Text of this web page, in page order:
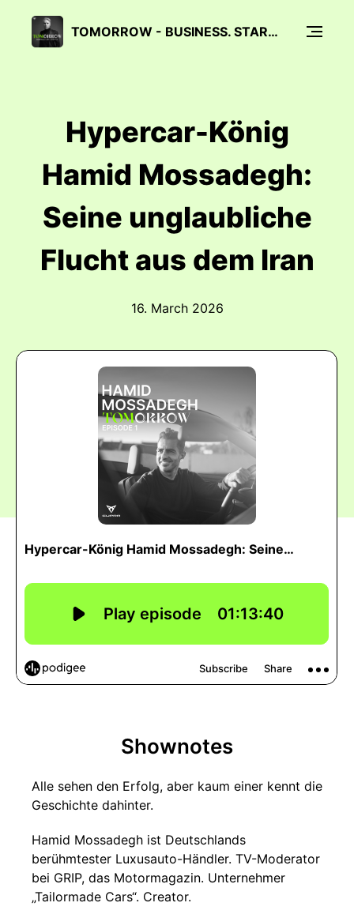
TOMORROW - BUSINESS. STARS. LIFESTYLE.
Hypercar-König
Hamid Mossadegh:
Seine unglaubliche
Flucht aus dem Iran
16. March 2026
Shownotes
Alle sehen den Erfolg, aber kaum einer kennt die
Geschichte dahinter.
Hamid Mossadegh ist Deutschlands
berühmtester Luxusauto-Händler. TV-Moderator
bei GRIP, das Motormagazin. Unternehmer
„Tailormade Cars“. Creator.